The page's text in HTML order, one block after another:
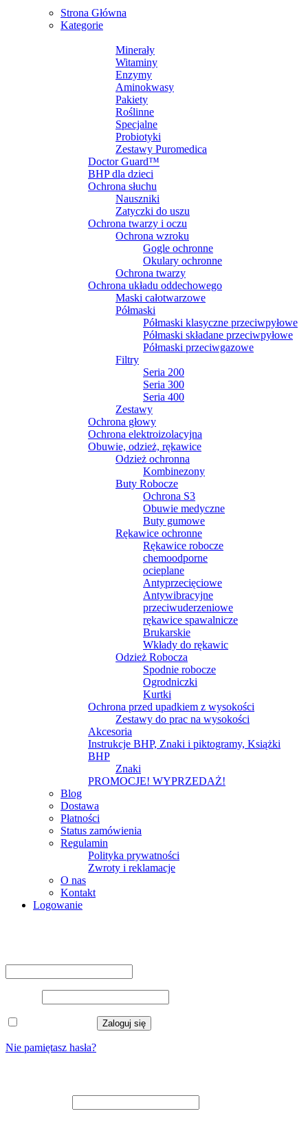
Strona Główna
Kategorie
Minerały
Witaminy
Enzymy
Aminokwasy
Pakiety
Roślinne
Specjalne
Probiotyki
Zestawy Puromedica
Doctor Guard™
BHP dla dzieci
Ochrona słuchu
Nauszniki
Zatyczki do uszu
Ochrona twarzy i oczu
Ochrona wzroku
Gogle ochronne
Okulary ochronne
Ochrona twarzy
Ochrona układu oddechowego
Maski całotwarzowe
Półmaski
Półmaski klasyczne przeciwpyłowe
Półmaski składane przeciwpyłowe
Półmaski przeciwgazowe
Filtry
Seria 200
Seria 300
Seria 400
Zestawy
Ochrona głowy
Ochrona elektroizolacyjna
Obuwie, odzież, rękawice
Odzież ochronna
Kombinezony
Buty Robocze
Ochrona S3
Obuwie medyczne
Buty gumowe
Rękawice ochronne
Rękawice robocze
chemoodporne
ocieplane
Antyprzecięciowe
Antywibracyjne
przeciwuderzeniowe
rękawice spawalnicze
Brukarskie
Wkłady do rękawic
Odzież Robocza
Spodnie robocze
Ogrodniczki
Kurtki
Ochrona przed upadkiem z wysokości
Zestawy do prac na wysokości
Akcesoria
Instrukcje BHP, Znaki i piktogramy, Książki
BHP
Znaki
PROMOCJE! WYPRZEDAŻ!
Blog
Dostawa
Płatności
Status zamówienia
Regulamin
Polityka prywatności
Zwroty i reklamacje
O nas
Kontakt
Logowanie
Zaloguj się
Nie pamiętasz hasła?